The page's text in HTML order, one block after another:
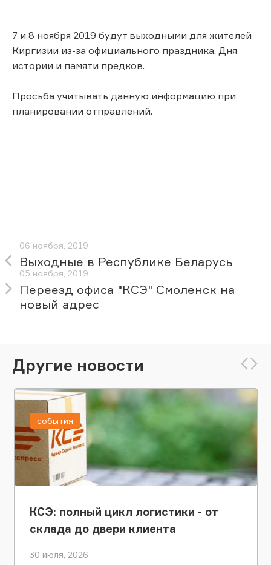
7 и 8 ноября 2019 будут выходными для жителей
Киргизии из-за официального праздника, Дня
истории и памяти предков.
Просьба учитывать данную информацию при
планировании отправлений.
06 ноября, 2019
Выходные в Республике Беларусь
05 ноября, 2019
Переезд офиса "КСЭ" Смоленск на
новый адрес
Другие новости
КСЭ: полный цикл логистики - от
склада до двери клиента
30 июля, 2026
события